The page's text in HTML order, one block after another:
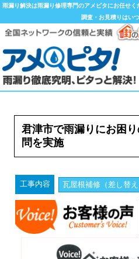
雨漏り解決は雨漏り修理専門のアメピタにお任せ
調査・お見積りはい
君津市で雨漏りにお困
問を実施
工事内容 瓦屋根補修（差し替